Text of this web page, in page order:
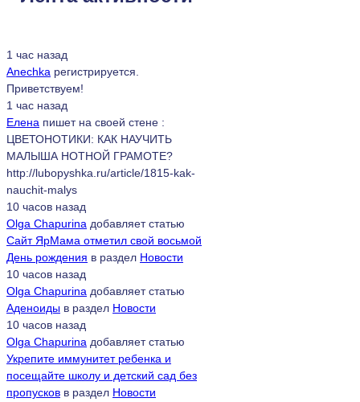
1 час назад
Anechka регистрируется.
Приветствуем!
1 час назад
Елена пишет на своей стене :
ЦВЕТОНОТИКИ: КАК НАУЧИТЬ
МАЛЫША НОТНОЙ ГРАМОТЕ?
http://lubopyshka.ru/article/1815-kak-
nauchit-malys
10 часов назад
Olga Chapurina добавляет статью
Сайт ЯрМама отметил свой восьмой
День рождения в раздел Новости
10 часов назад
Olga Chapurina добавляет статью
Аденоиды в раздел Новости
10 часов назад
Olga Chapurina добавляет статью
Укрепите иммунитет ребенка и
посещайте школу и детский сад без
пропусков в раздел Новости